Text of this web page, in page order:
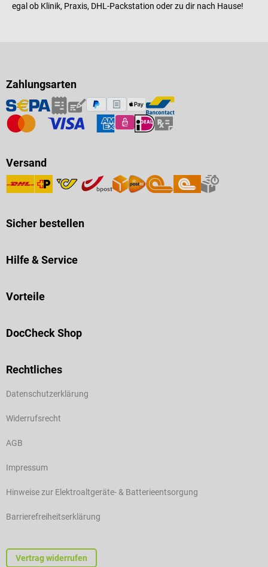
egal ob Klinik, Praxis, DHL-Packstation oder zu dir nach Hause!
Zahlungsarten
Versand
Sicher bestellen
Hilfe & Service
Vorteile
DocCheck Shop
Rechtliches
Datenschutzerklärung
Widerrufsrecht
AGB
Impressum
Hinweise zur Elektroaltgeräte- & Batterieentsorgung
Barrierefreiheitserklärung
Vertrag widerrufen